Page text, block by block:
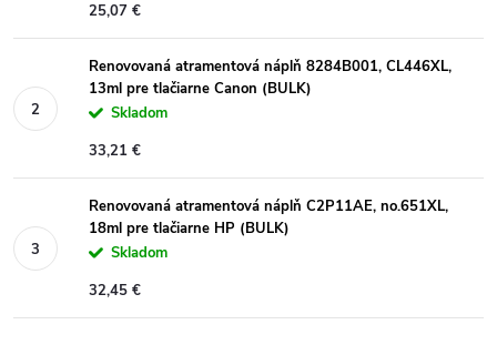
25,07 €
Renovovaná atramentová náplň 8284B001, CL446XL,
13ml pre tlačiarne Canon (BULK)
Skladom
33,21 €
Renovovaná atramentová náplň C2P11AE, no.651XL,
18ml pre tlačiarne HP (BULK)
Skladom
32,45 €